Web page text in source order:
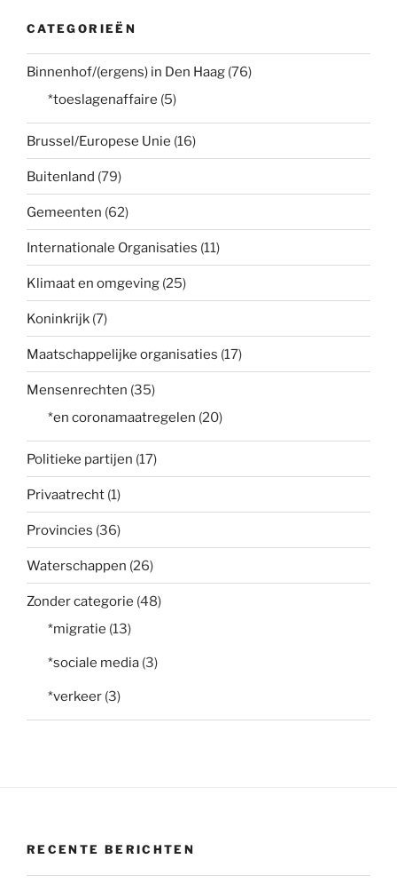
CATEGORIEËN
Binnenhof/(ergens) in Den Haag (76)
*toeslagenaffaire (5)
Brussel/Europese Unie (16)
Buitenland (79)
Gemeenten (62)
Internationale Organisaties (11)
Klimaat en omgeving (25)
Koninkrijk (7)
Maatschappelijke organisaties (17)
Mensenrechten (35)
*en coronamaatregelen (20)
Politieke partijen (17)
Privaatrecht (1)
Provincies (36)
Waterschappen (26)
Zonder categorie (48)
*migratie (13)
*sociale media (3)
*verkeer (3)
RECENTE BERICHTEN